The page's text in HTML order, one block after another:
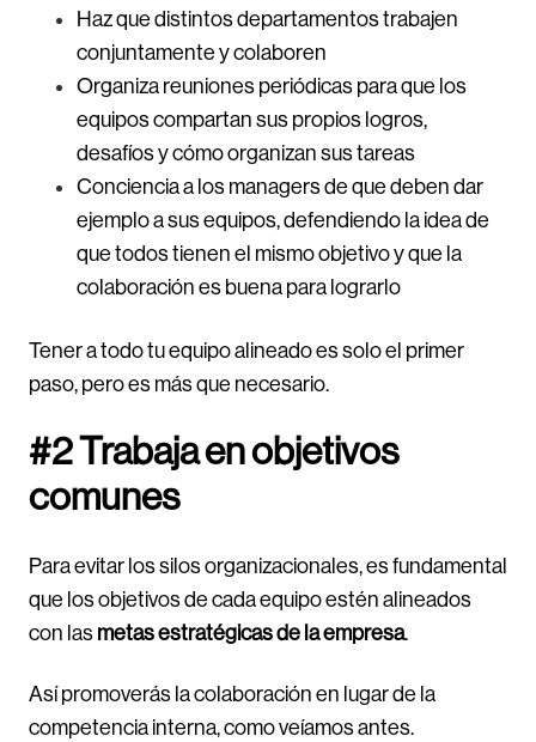
Haz que distintos departamentos trabajen
conjuntamente y colaboren
Organiza reuniones periódicas para que los
equipos compartan sus propios logros,
desafíos y cómo organizan sus tareas
Conciencia a los managers de que deben dar
ejemplo a sus equipos, defendiendo la idea de
que todos tienen el mismo objetivo y que la
colaboración es buena para lograrlo
Tener a todo tu equipo alineado es solo el primer
paso, pero es más que necesario.
#2 Trabaja en objetivos
comunes
Para evitar los silos organizacionales, es fundamental
que los objetivos de cada equipo estén alineados
con las metas estratégicas de la empresa.
Así promoverás la colaboración en lugar de la
competencia interna, como veíamos antes.